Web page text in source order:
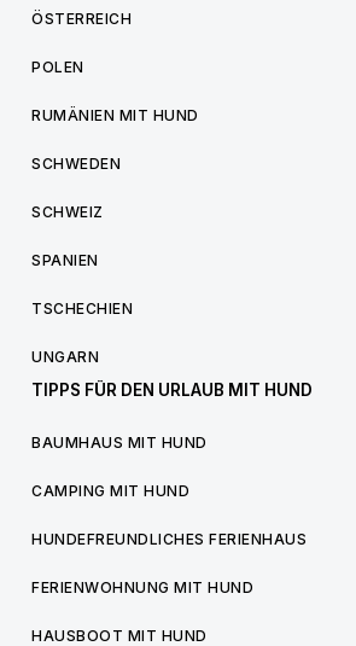
ÖSTERREICH
POLEN
RUMÄNIEN MIT HUND
SCHWEDEN
SCHWEIZ
SPANIEN
TSCHECHIEN
UNGARN
TIPPS FÜR DEN URLAUB MIT HUND
BAUMHAUS MIT HUND
CAMPING MIT HUND
HUNDEFREUNDLICHES FERIENHAUS
FERIENWOHNUNG MIT HUND
HAUSBOOT MIT HUND